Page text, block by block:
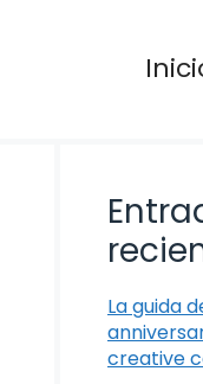
La guida
creative